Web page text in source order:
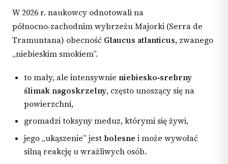
W 2026 r. naukowcy odnotowali na
północno‑zachodnim wybrzeżu Majorki (Serra de
Tramuntana) obecność Glaucus atlanticus, zwanego
„niebieskim smokiem”.
to mały, ale intensywnie niebiesko‑srebrny
ślimak nagoskrzelny, często unoszący się na
powierzchni,
gromadzi toksyny meduz, którymi się żywi,
jego „ukąszenie” jestbolesne i może wywołać
silną reakcję u wrażliwych osób.